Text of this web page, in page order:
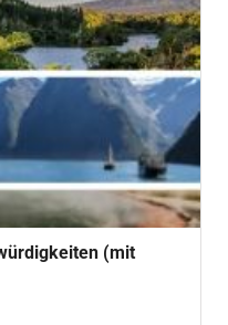
(mit